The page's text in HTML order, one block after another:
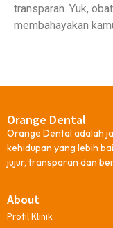
transparan. Yuk,
membahayakan
Orange Dental
Orange Dental adalah
kehidupan yang lebih
jujur, transparan dan
About
Profil Klinik